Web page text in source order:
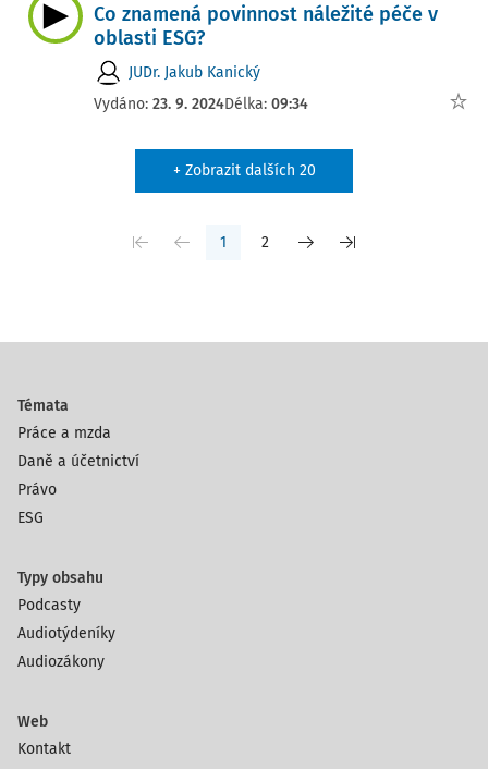
Co znamená povinnost náležité péče v
oblasti ESG?
JUDr. Jakub Kanický
Vydáno: 23. 9. 2024Délka: 09:34
+ Zobrazit dalších 20
1 2
Témata
Práce a mzda
Daně a účetnictví
Právo
ESG
Typy obsahu
Podcasty
Audiotýdeníky
Audiozákony
Web
Kontakt